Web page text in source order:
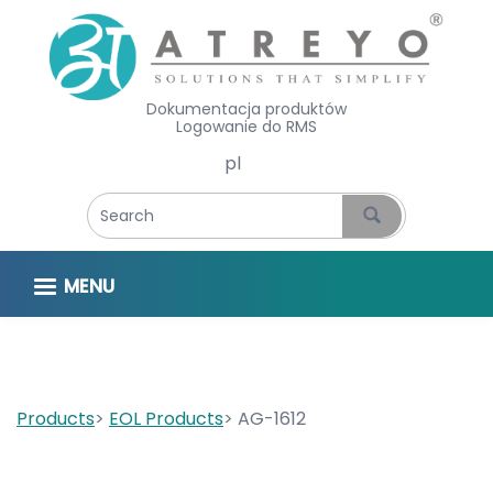
Dokumentacja produktów
Logowanie do RMS
Select your language
MENU
Products EOL Products AG-1612